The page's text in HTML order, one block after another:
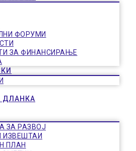
ФОРУМИ
ЗА ФИНАНСИРАЊЕ
ДЛАНКА
ЗА РАЗВОЈ
ИЗВЕШТАИ
ПЛАН